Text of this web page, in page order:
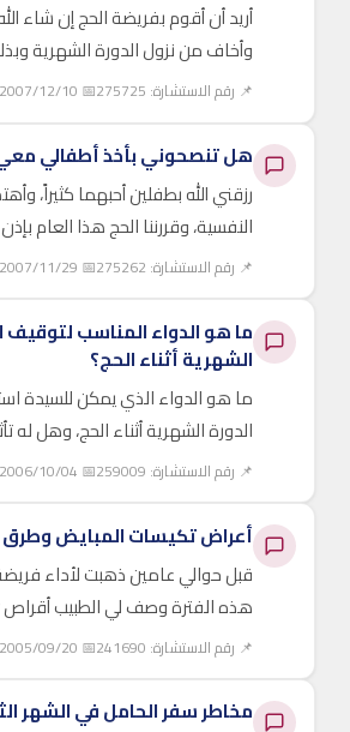
أريد أن أقوم بفريضة الحج إن شاء
وأخاف من نزول الدورة الشهرية
الطواف، ففكرت بأخذ ...
📌 رقم الاستشارة: 275725 📅 2007/12/10
هل تنصحوني بأخذ أطفالي
رزقني الله بطفلين أحبهما كثيراً،
النفسية، وقررننا الحج هذا العام
أتركهما أم آخذهما ...
📌 رقم الاستشارة: 275262 📅 2007/11/29
ما هو الدواء المناسب لتوقيف
الشهرية أثناء الحج؟
ما هو الدواء الذي يمكن للسيدة
الدورة الشهرية أثناء الحج، وهل له
أو الطفل؟ وجزاكم ...
📌 رقم الاستشارة: 259009 📅 2006/10/04
أعراض تكيسات المبايض وطرق
قبل حوالي عامين ذهبت لأداء
لمنع نزول الدورة أثناء الحج، ولكن ...
📌 رقم الاستشارة: 241690 📅 2005/09/20
مخاطر سفر الحامل في الشهر